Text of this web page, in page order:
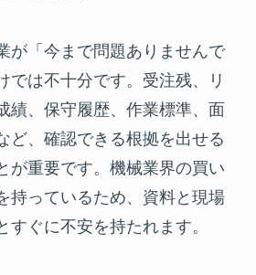
が「今まで問題ありませんで
では不十分です。受注残、リ
績、保守履歴、作業標準、面
ど、確認できる根拠を出せる
が重要です。機械業界の買い
持っているため、資料と現場
すぐに不安を持たれます。